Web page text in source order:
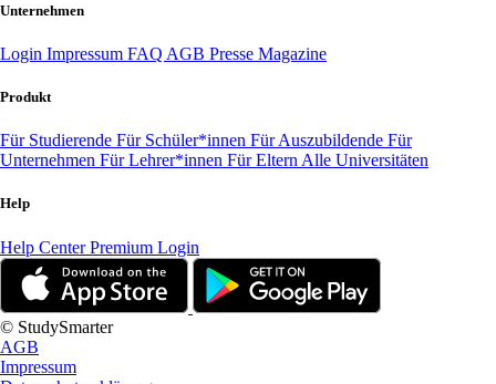
Unternehmen
Login Impressum FAQ AGB Presse Magazine
Produkt
Für Studierende Für Schüler*innen Für Auszubildende Für
Unternehmen Für Lehrer*innen Für Eltern Alle Universitäten
Help
Help CenterPremium Login
© StudySmarter
AGB
Impressum